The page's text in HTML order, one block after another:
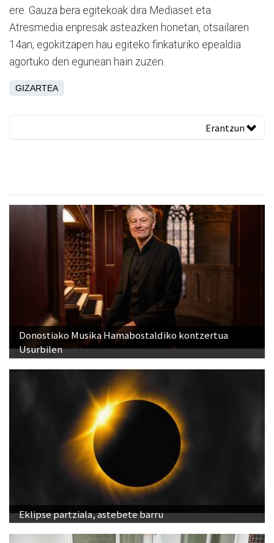
ere. Gauza bera egitekoak dira Mediaset eta
Atresmedia enpresak asteazken honetan, otsailaren
14an, egokitzapen hau egiteko finkaturiko epealdia
agortuko den egunean hain zuzen.
GIZARTEA
Erantzun
Donostiako Musika Hamabostaldiko kontzertua
Usurbilen
Eklipse partziala, astebete barru